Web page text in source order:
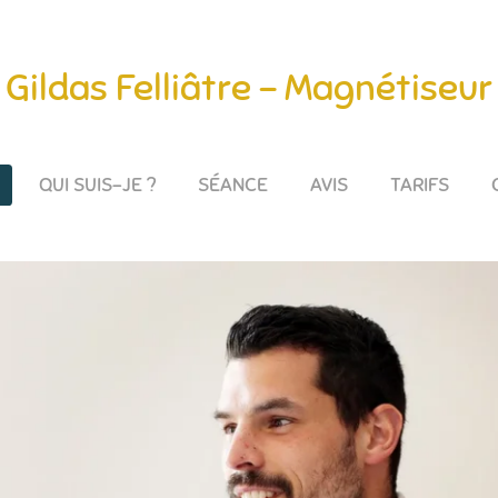
Gildas Felliâtre - Magnétiseur
QUI SUIS-JE ? SÉANCE AVIS TARIFS